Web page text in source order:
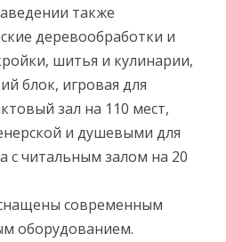
также
деревообработки и
шитья и кулинарии,
блок, игровая для
зал на 110 мест,
и душевыми для
с читальным залом на 20
современным
оборудованием.